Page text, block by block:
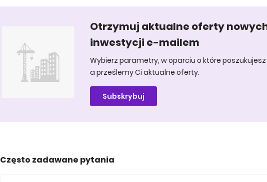
Otrzymuj aktualne oferty
inwestycji e-mailem
Wybierz parametry, w oparciu o które
a prześlemy Ci aktualne oferty.
Subskrybuj
Często zadawane pytania